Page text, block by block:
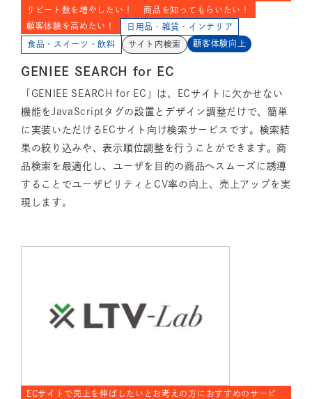
リピート数を増やしたい！
商品を知ってもらいたい！
顧客体験を高めたい！
日用品・雑貨・インテリア
食品・スイーツ・飲料 サイト内検索 顧客体験向上
GENIEE SEARCH for EC
「GENIEE SEARCH for EC」は、ECサイトに欠かせない
機能をJavaScriptタグの設置とデザイン調整だけで、簡単
に実装いただけるECサイト向け検索サービスです。検索結
果の絞り込みや、表示順位調整を行うことができます。商
品検索を最適化し、ユーザを目的の商品へスムーズに誘導
することでユーザビリティとCV率の向上、売上アップを実
現します。
ECサイトで売上を伸ばしたいとお考えの方におすすめのサービ